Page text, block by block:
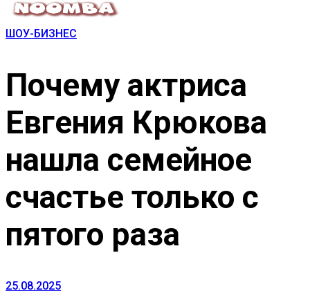
ШОУ-БИЗНЕС
Почему актриса
Евгения Крюкова
нашла семейное
счастье только с
пятого раза
25.08.2025